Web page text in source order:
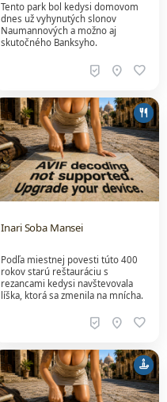
Tento park bol kedysi domovom
dnes už vyhynutých slonov
Naumannových a možno aj
skutočného Banksyho.
beenhere location_on favorite
restaurant
Inari Soba Mansei
Podľa miestnej povesti túto 400
rokov starú reštauráciu s
rezancami kedysi navštevovala
líška, ktorá sa zmenila na mnícha.
beenhere location_on favorite
candle